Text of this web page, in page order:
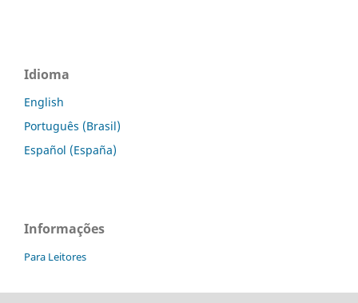
Idioma
English
Português (Brasil)
Español (España)
Informações
Para Leitores